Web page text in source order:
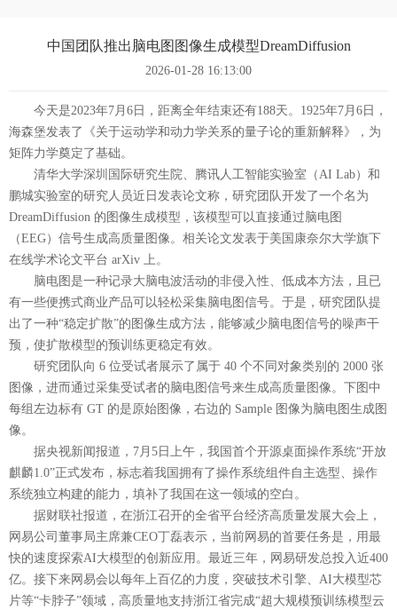
中国团队推出脑电图图像生成模型DreamDiffusion
2026-01-28 16:13:00
今天是2023年7月6日，距离全年结束还有188天。1925年7月6日，
海森堡发表了《关于运动学和动力学关系的量子论的重新解释》，为
矩阵力学奠定了基础。
清华大学深圳国际研究生院、腾讯人工智能实验室（AI Lab）和
鹏城实验室的研究人员近日发表论文称，研究团队开发了一个名为
DreamDiffusion 的图像生成模型，该模型可以直接通过脑电图
（EEG）信号生成高质量图像。相关论文发表于美国康奈尔大学旗下
在线学术论文平台 arXiv 上。
脑电图是一种记录大脑电波活动的非侵入性、低成本方法，且已
有一些便携式商业产品可以轻松采集脑电图信号。于是，研究团队提
出了一种“稳定扩散”的图像生成方法，能够减少脑电图信号的噪声干
预，使扩散模型的预训练更稳定有效。
研究团队向 6 位受试者展示了属于 40 个不同对象类别的 2000 张
图像，进而通过采集受试者的脑电图信号来生成高质量图像。下图中
每组左边标有 GT 的是原始图像，右边的 Sample 图像为脑电图生成图
像。
据央视新闻报道，7月5日上午，我国首个开源桌面操作系统“开放
麒麟1.0”正式发布，标志着我国拥有了操作系统组件自主选型、操作
系统独立构建的能力，填补了我国在这一领域的空白。
据财联社报道，在浙江召开的全省平台经济高质量发展大会上，
网易公司董事局主席兼CEO丁磊表示，当前网易的首要任务是，用最
快的速度探索AI大模型的创新应用。最近三年，网易研发总投入近400
亿。接下来网易会以每年上百亿的力度，突破技术引擎、AI大模型芯
片等“卡脖子”领域，高质量地支持浙江省完成“超大规模预训练模型云